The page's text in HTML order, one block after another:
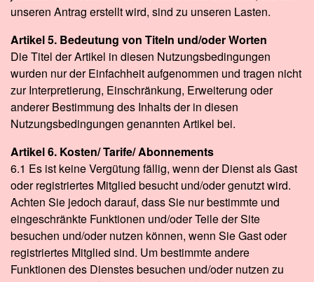
unseren Antrag erstellt wird, sind zu unseren Lasten.
Artikel 5. Bedeutung von Titeln und/oder Worten
Die Titel der Artikel in diesen Nutzungsbedingungen
wurden nur der Einfachheit aufgenommen und tragen nicht
zur Interpretierung, Einschränkung, Erweiterung oder
anderer Bestimmung des Inhalts der in diesen
Nutzungsbedingungen genannten Artikel bei.
Artikel 6. Kosten/ Tarife/ Abonnements
6.1 Es ist keine Vergütung fällig, wenn der Dienst als Gast
oder registriertes Mitglied besucht und/oder genutzt wird.
Achten Sie jedoch darauf, dass Sie nur bestimmte und
eingeschränkte Funktionen und/oder Teile der Site
besuchen und/oder nutzen können, wenn Sie Gast oder
registriertes Mitglied sind. Um bestimmte andere
Funktionen des Dienstes besuchen und/oder nutzen zu